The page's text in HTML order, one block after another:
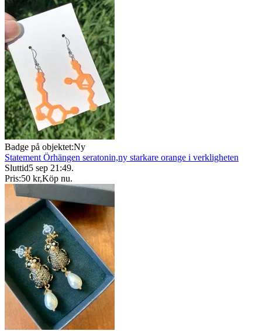
Badge på objektet:Ny
Statement Örhängen seratonin,ny starkare orange i verkligheten
Sluttid5 sep 21:49.
Pris:50 kr,Köp nu.